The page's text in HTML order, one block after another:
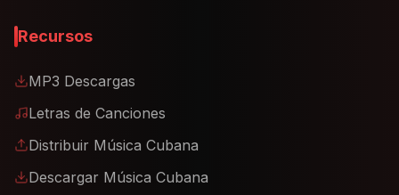
Recursos
MP3 Descargas
Letras de Canciones
Distribuir Música Cubana
Descargar Música Cubana